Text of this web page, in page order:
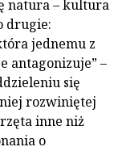
natura – kultura
drugie:
jednemu z
antagonizuje” –
się
rozwiniętej
inne niż
o